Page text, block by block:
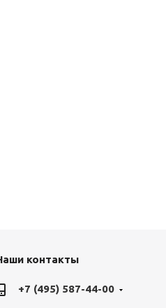
контакты
+7 (495) 587-44-00